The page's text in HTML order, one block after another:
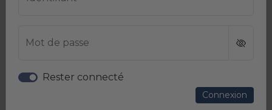
Chronic draining xiphisternal
fistula associated with fractured...
Mot de passe
Rester connecté
Connexion